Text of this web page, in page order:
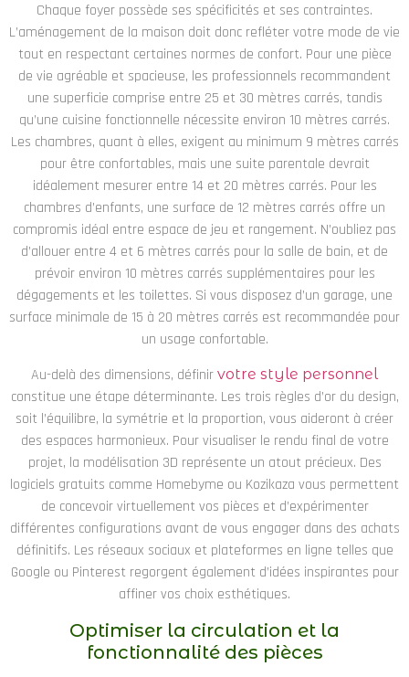
Chaque foyer possède ses spécificités et ses contraintes.
L’aménagement de la maison doit donc refléter votre mode de vie
tout en respectant certaines normes de confort. Pour une pièce
de vie agréable et spacieuse, les professionnels recommandent
une superficie comprise entre 25 et 30 mètres carrés, tandis
qu’une cuisine fonctionnelle nécessite environ 10 mètres carrés.
Les chambres, quant à elles, exigent au minimum 9 mètres carrés
pour être confortables, mais une suite parentale devrait
idéalement mesurer entre 14 et 20 mètres carrés. Pour les
chambres d’enfants, une surface de 12 mètres carrés offre un
compromis idéal entre espace de jeu et rangement. N’oubliez pas
d’allouer entre 4 et 6 mètres carrés pour la salle de bain, et de
prévoir environ 10 mètres carrés supplémentaires pour les
dégagements et les toilettes. Si vous disposez d’un garage, une
surface minimale de 15 à 20 mètres carrés est recommandée pour
un usage confortable.
Au-delà des dimensions, définir votre style personnel
constitue une étape déterminante. Les trois règles d’or du design,
soit l’équilibre, la symétrie et la proportion, vous aideront à créer
des espaces harmonieux. Pour visualiser le rendu final de votre
projet, la modélisation 3D représente un atout précieux. Des
logiciels gratuits comme Homebyme ou Kozikaza vous permettent
de concevoir virtuellement vos pièces et d’expérimenter
différentes configurations avant de vous engager dans des achats
définitifs. Les réseaux sociaux et plateformes en ligne telles que
Google ou Pinterest regorgent également d’idées inspirantes pour
affiner vos choix esthétiques.
Optimiser la circulation et la
fonctionnalité des pièces